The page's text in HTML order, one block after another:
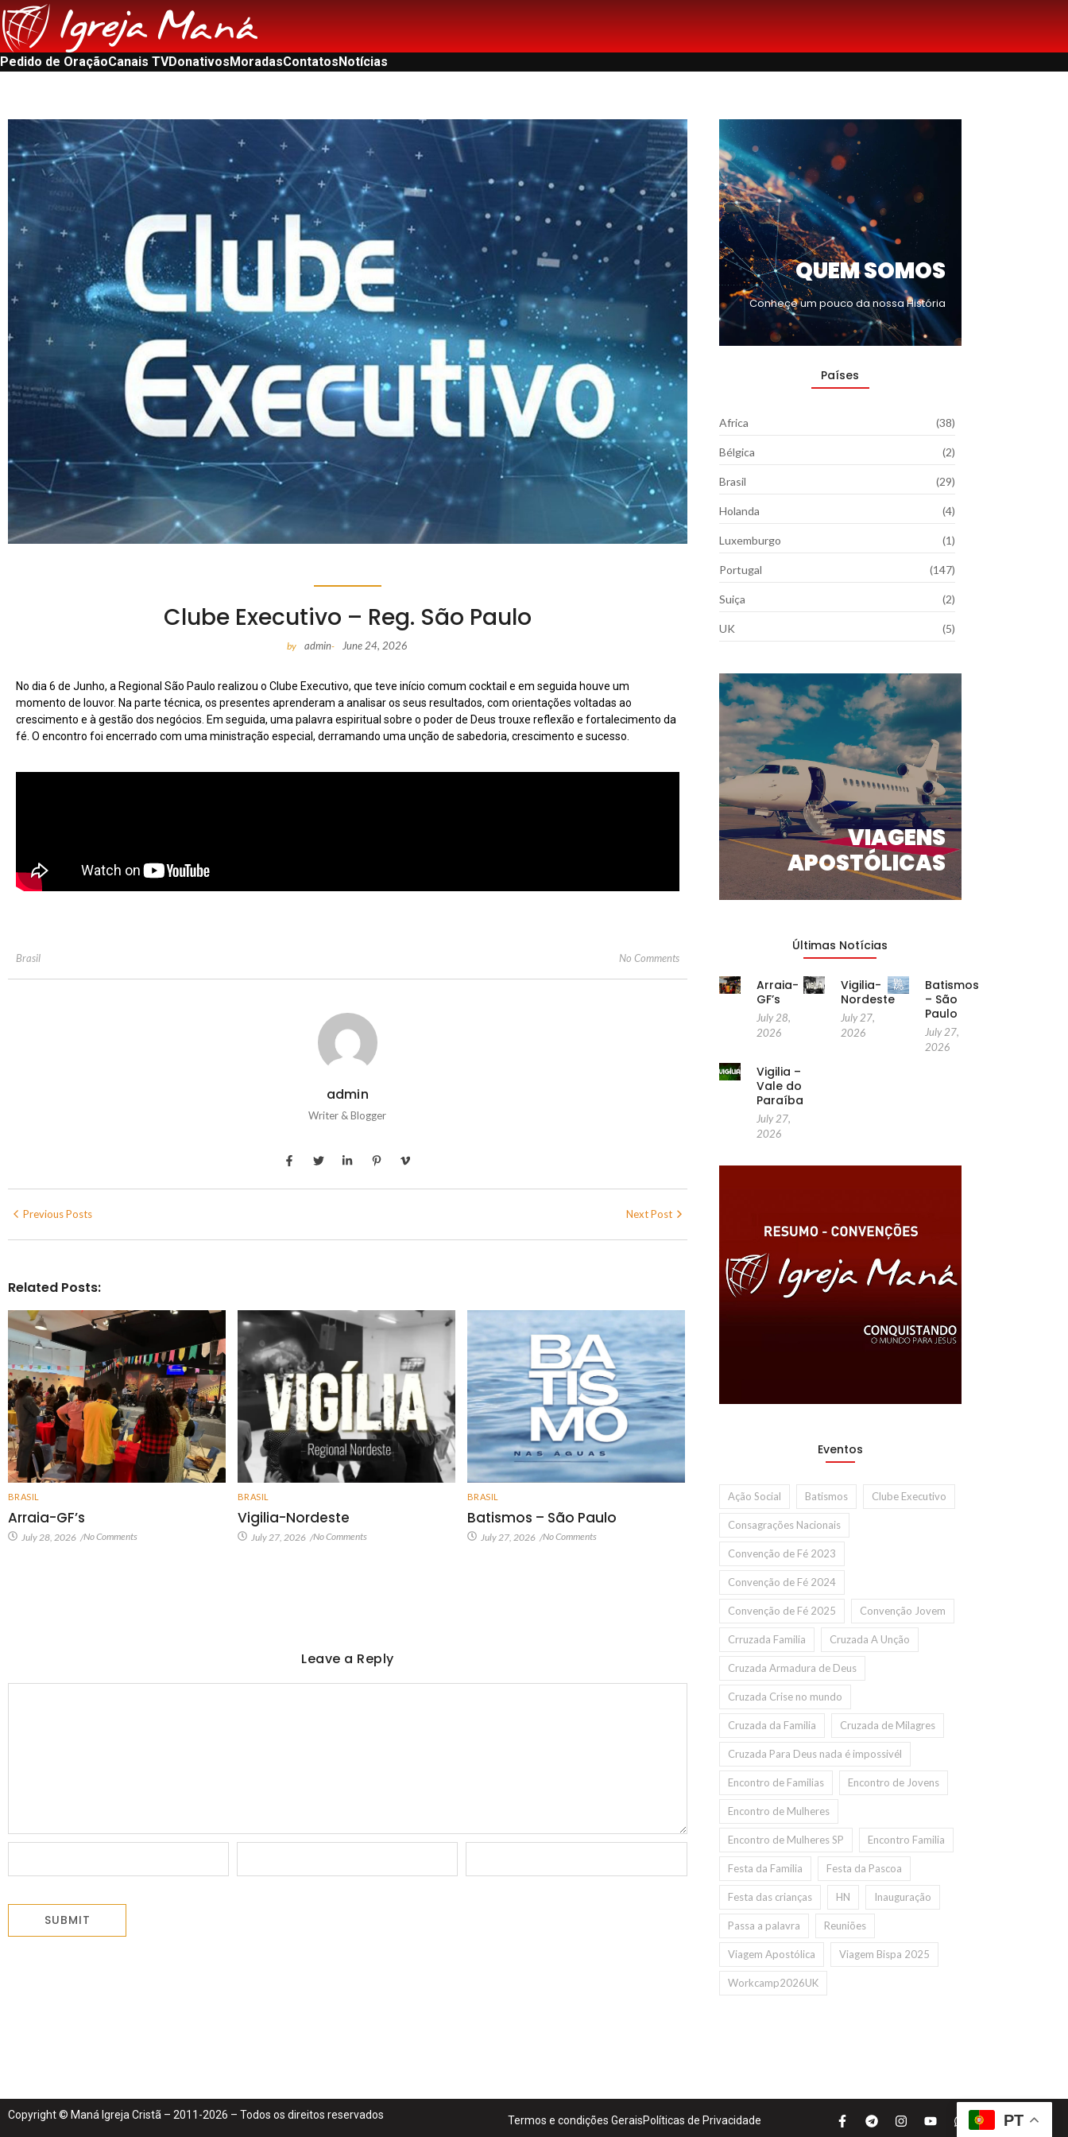
Pedido de OraçãoCanais TVDonativosMoradasContatosNotícias
Clube Executivo – Reg. São Paulo
by admin- June 24, 2026
No dia 6 de Junho, a Regional São Paulo realizou o Clube Executivo, que teve início comum cocktail e em seguida houve um
momento de louvor. Na parte técnica, os presentes aprenderam a analisar os seus resultados, com orientações voltadas ao
crescimento e à gestão dos negócios. Em seguida, uma palavra espiritual sobre o poder de Deus trouxe reflexão e fortalecimento da
fé. O encontro foi encerrado com uma ministração especial, derramando uma unção de sabedoria, crescimento e sucesso.
Brasil No Comments
admin
Writer & Blogger
Previous Posts Next Post
Related Posts:
BRASIL
Arraia-GF’s
July 28, 2026 /No Comments
BRASIL
Vigilia-Nordeste
July 27, 2026 /No Comments
BRASIL
Batismos – São Paulo
July 27, 2026 /No Comments
Leave a Reply
QUEM SOMOS
Conheçe um pouco da nossa História
Países
Africa (38)
Bélgica (2)
Brasil (29)
Holanda (4)
Luxemburgo (1)
Portugal (147)
Suiça (2)
UK (5)
VIAGENS
APOSTÓLICAS
Últimas Notícias
Arraia-
GF’s
July 28,
2026
Vigilia-
Nordeste
July 27,
2026
Batismos
– São
Paulo
July 27,
2026
Vigilia –
Vale do
Paraíba
July 27,
2026
Eventos
Ação Social Batismos Clube Executivo
Consagrações Nacionais
Convenção de Fé 2023
Convenção de Fé 2024
Convenção de Fé 2025 Convenção Jovem
Crruzada Familia Cruzada A Unção
Cruzada Armadura de Deus
Cruzada Crise no mundo
Cruzada da Familia Cruzada de Milagres
Cruzada Para Deus nada é impossivél
Encontro de Familias Encontro de Jovens
Encontro de Mulheres
Encontro de Mulheres SP Encontro Familia
Festa da Familia Festa da Pascoa
Festa das crianças HN Inauguração
Passa a palavra Reuniões
Viagem Apostólica Viagem Bispa 2025
Workcamp2026UK
Copyright © Maná Igreja Cristã – 2011-2026 – Todos os direitos reservados Termos e condições GeraisPolíticas de Privacidade PT